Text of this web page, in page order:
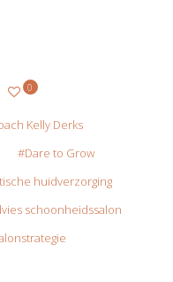
0
Kelly Derks
Dare to Grow
huidverzorging
schoonheidssalon